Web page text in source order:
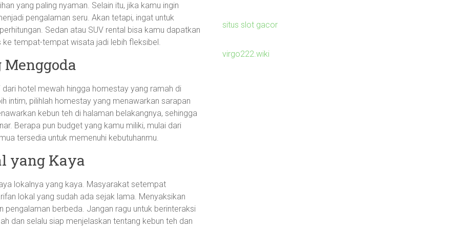
yang paling nyaman. Selain itu, jika kamu ingin
pengalaman seru. Akan tetapi, ingat untuk
Sedan atau SUV rental bisa kamu dapatkan
tempat-tempat wisata jadi lebih fleksibel.
hotel mewah hingga homestay yang ramah di
intim, pilihlah homestay yang menawarkan sarapan
kebun teh di halaman belakangnya, sehingga
Berapa pun budget yang kamu miliki, mulai dari
tersedia untuk memenuhi kebutuhanmu.
yang Kaya
lokalnya yang kaya. Masyarakat setempat
lokal yang sudah ada sejak lama. Menyaksikan
berbeda. Jangan ragu untuk berinteraksi
dan selalu siap menjelaskan tentang kebun teh dan
situs slot gacor
virgo222.wiki